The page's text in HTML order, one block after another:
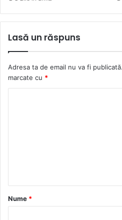
Lasă un răspuns
Adresa ta de email nu va fi publicată.
marcate cu *
a
r
Nume *